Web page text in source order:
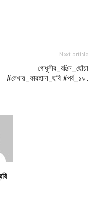
Next article
গোধূলীর_রঙিন_ছোঁয়া
#লেখায়_ফারহানা_ছবি #পর্ব_১৯ .